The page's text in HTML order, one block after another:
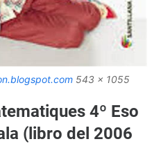
543 x 1055
4º Eso
(libro del 2006